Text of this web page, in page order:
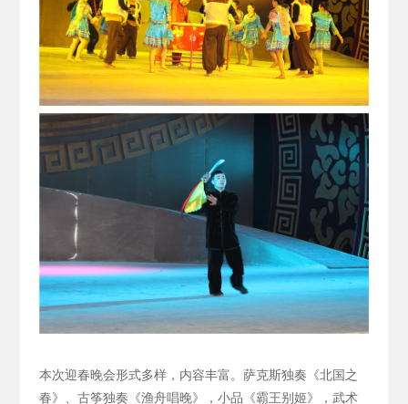
本次迎春晚会形式多样，内容丰富。萨克斯独奏《北国之
春》、古筝独奏《渔舟唱晚》，小品《霸王别姬》，武术